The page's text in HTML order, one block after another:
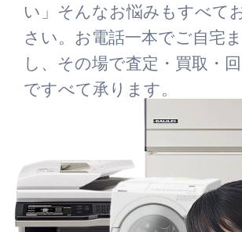
い」そんなお悩みもすべて
さい。お電話一本でご自宅
し、その場で査定・買取・
ですべて承ります。